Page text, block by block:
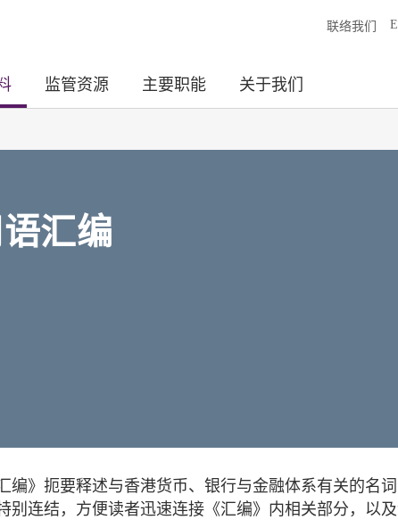
联络我们
监管资源 主要职能 关于我们
汇编
》扼要释述与香港货币、银行与金融体系有关的名
连结，方便读者迅速连接《汇编》内相关部分，以及